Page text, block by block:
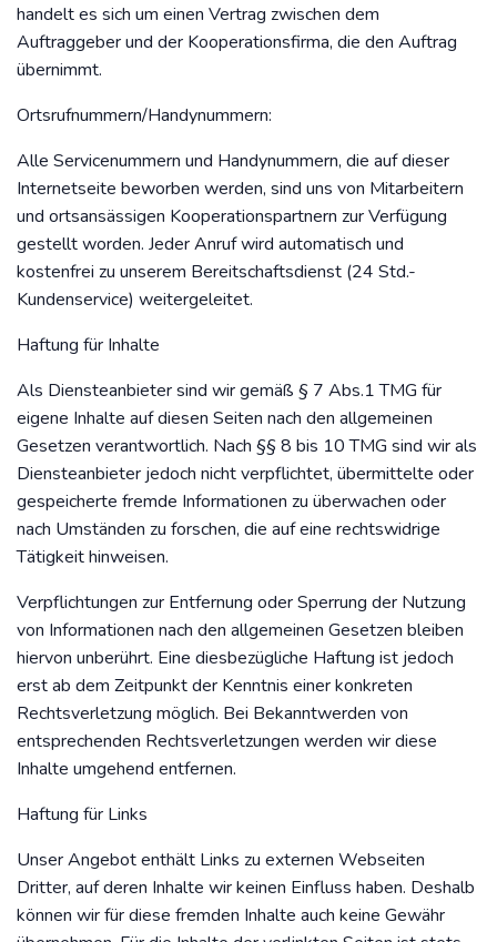
handelt es sich um einen Vertrag zwischen dem
Auftraggeber und der Kooperationsfirma, die den Auftrag
übernimmt.
Ortsrufnummern/Handynummern:
Alle Servicenummern und Handynummern, die auf dieser
Internetseite beworben werden, sind uns von Mitarbeitern
und ortsansässigen Kooperationspartnern zur Verfügung
gestellt worden. Jeder Anruf wird automatisch und
kostenfrei zu unserem Bereitschaftsdienst (24 Std.-
Kundenservice) weitergeleitet.
Haftung für Inhalte
Als Diensteanbieter sind wir gemäß § 7 Abs.1 TMG für
eigene Inhalte auf diesen Seiten nach den allgemeinen
Gesetzen verantwortlich. Nach §§ 8 bis 10 TMG sind wir als
Diensteanbieter jedoch nicht verpflichtet, übermittelte oder
gespeicherte fremde Informationen zu überwachen oder
nach Umständen zu forschen, die auf eine rechtswidrige
Tätigkeit hinweisen.
Verpflichtungen zur Entfernung oder Sperrung der Nutzung
von Informationen nach den allgemeinen Gesetzen bleiben
hiervon unberührt. Eine diesbezügliche Haftung ist jedoch
erst ab dem Zeitpunkt der Kenntnis einer konkreten
Rechtsverletzung möglich. Bei Bekanntwerden von
entsprechenden Rechtsverletzungen werden wir diese
Inhalte umgehend entfernen.
Haftung für Links
Unser Angebot enthält Links zu externen Webseiten
Dritter, auf deren Inhalte wir keinen Einfluss haben. Deshalb
können wir für diese fremden Inhalte auch keine Gewähr